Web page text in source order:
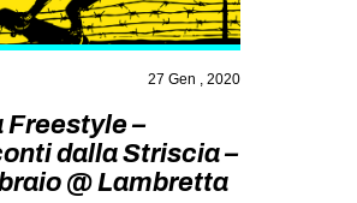
CSOA LAMBRETTA
MSM
ZAM
MILANO
27 Gen , 2020
Freestyle –
dalla Striscia –
@ Lambretta